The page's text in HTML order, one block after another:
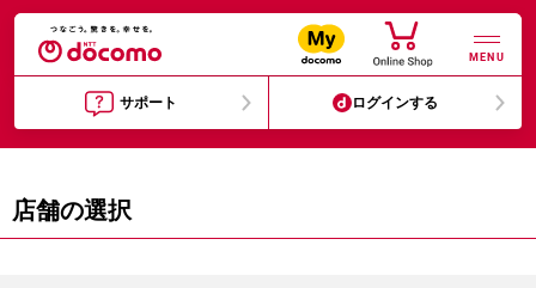
MENU
サポート ログインする
店舗の選択